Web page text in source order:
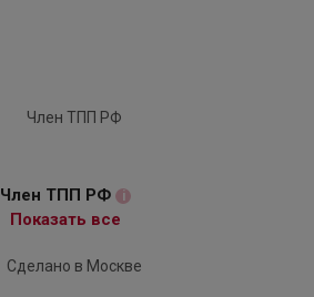
Член ТПП РФ i
Показать все